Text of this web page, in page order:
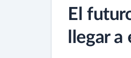
El
llegar